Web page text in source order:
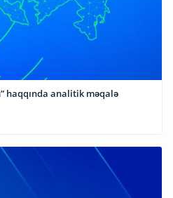
haqqında analitik məqalə